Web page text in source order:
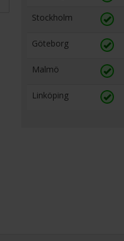
Stockholm
Göteborg
Malmö
Linköping